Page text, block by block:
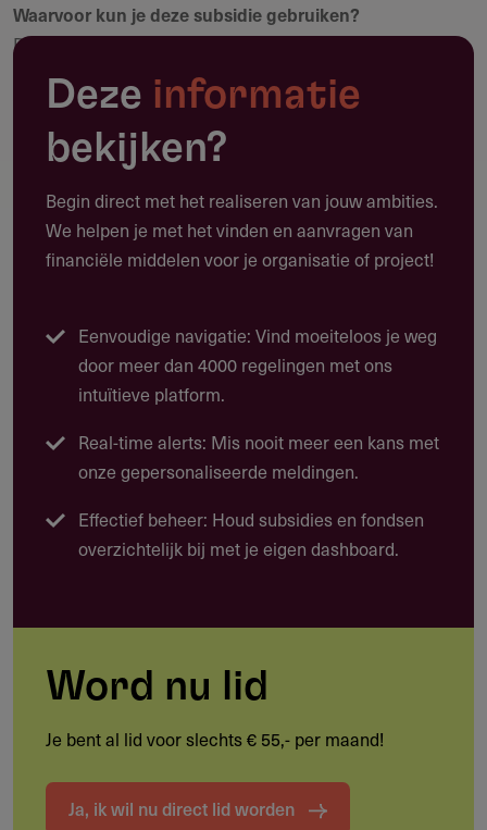
Waarvoor kun je deze subsidie gebruiken?
Deze regeling ondersteunt projecten die armoede
bestrijden, toegang tot onderwijs en gezondheidszorg
verbeteren, of natuur en milieu duurzaam bevorderen. Het
gaat om directe hulp aan individuen of ondersteuning van
gemeenschapsinitiatieven met maatschappelijke impact.
De nadruk ligt op praktische toepasbaarheid, educatie en
duurzame verandering.
Welke projecten komen in aanmerking?
Lokale voorlichtingscampagnes over voeding en
gezondheid
Trainingen voor zelfredzaamheid en ondernemerschap
Wat zijn praktijkvoorbeelden van projecten?
Doelgroep
Wie komt in aanmerking?
Maak een notitie
Deze informatie
bekijken?
Begin direct met het realiseren van jouw ambities.
We helpen je met het vinden en aanvragen van
financiële middelen voor je organisatie of project!
Eenvoudige navigatie: Vind moeiteloos je weg
door meer dan 4000 regelingen met ons
intuïtieve platform.
Real-time alerts: Mis nooit meer een kans met
onze gepersonaliseerde meldingen.
Effectief beheer: Houd subsidies en fondsen
overzichtelijk bij met je eigen dashboard.
Word nu lid
Je bent al lid voor slechts € 55,- per maand!
Ja, ik wil nu direct lid worden